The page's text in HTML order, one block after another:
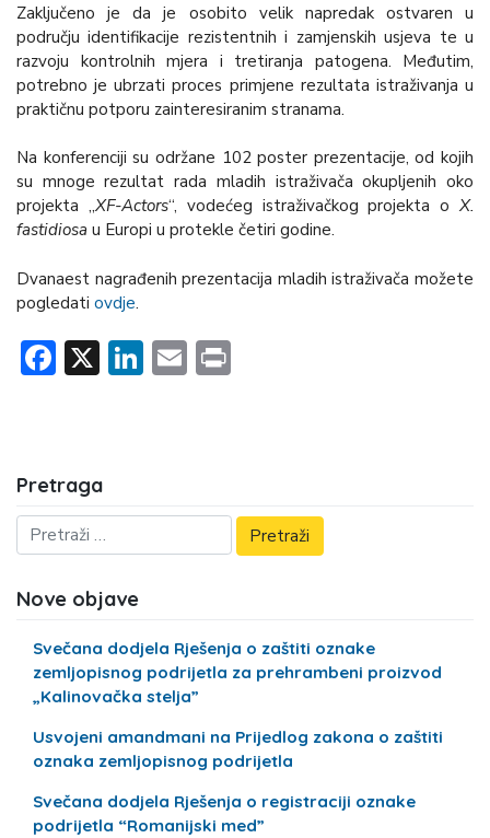
Zaključeno je da je osobito velik napredak ostvaren u
području identifikacije rezistentnih i zamjenskih usjeva te u
razvoju kontrolnih mjera i tretiranja patogena. Međutim,
potrebno je ubrzati proces primjene rezultata istraživanja u
praktičnu potporu zainteresiranim stranama.
Na konferenciji su održane 102 poster prezentacije, od kojih
su mnoge rezultat rada mladih istraživača okupljenih oko
projekta „XF-Actors“, vodećeg istraživačkog projekta oX.
fastidiosa u Europi u protekle četiri godine.
Dvanaest nagrađenih prezentacija mladih istraživača možete
pogledati ovdje.
Facebook
X LinkedIn
Email
Pretraga
Nove objave
Svečana dodjela Rješenja o zaštiti oznake
zemljopisnog podrijetla za prehrambeni proizvod
„Kalinovačka stelja”
Usvojeni amandmani na Prijedlog zakona o zaštiti
oznaka zemljopisnog podrijetla
Svečana dodjela Rješenja o registraciji oznake
podrijetla “Romanijski med”